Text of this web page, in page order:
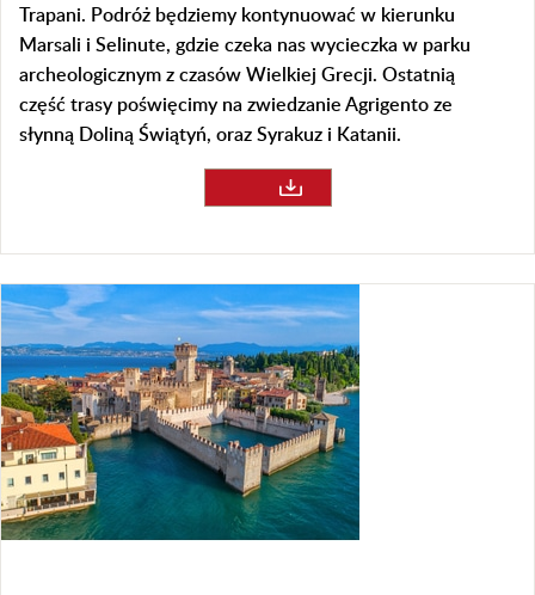
Trapani. Podróż będziemy kontynuować w kierunku
Marsali i Selinute, gdzie czeka nas wycieczka w parku
archeologicznym z czasów Wielkiej Grecji. Ostatnią
część trasy poświęcimy na zwiedzanie Agrigento ze
słynną Doliną Świątyń, oraz Syrakuz i Katanii.